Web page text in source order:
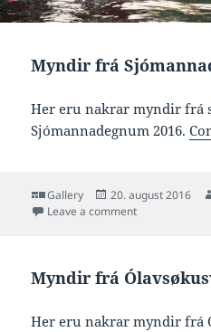
Myndir frá
Her eru nakrar myndir frá
Sjómannadegnum 2016.
Format
Gallery
Posted
on
20. august 2016
Leave a commenton Myndir frá
Myndir frá
Her eru nakrar myndir frá